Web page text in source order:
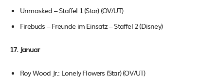
Unmasked – Staffel 1 (Star) (OV/UT)
Firebuds – Freunde im Einsatz – Staffel 2 (Disney)
17. Januar
Roy Wood Jr.: Lonely Flowers (Star) (OV/UT)